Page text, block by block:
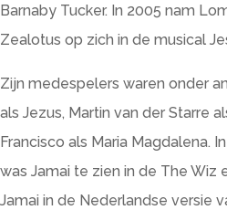
Barnaby Tucker. In 2005 nam
Zealotus op zich in de musical
Zijn medespelers waren onder
als Jezus, Martin van der Starre
Francisco als Maria Magdalena.
was Jamai te zien in de The Wiz
Jamai in de Nederlandse versie